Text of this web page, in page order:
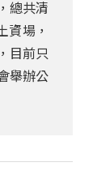
總共清
資場，
目前只
舉辦公